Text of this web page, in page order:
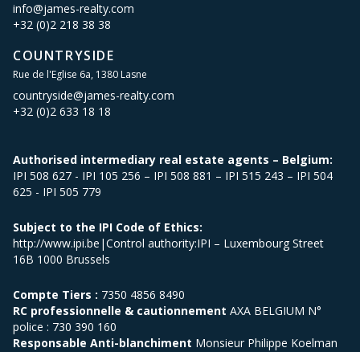
info@james-realty.com
+32 (0)2 218 38 38
COUNTRYSIDE
Rue de l'Eglise 6a, 1380 Lasne
countryside@james-realty.com
+32 (0)2 633 18 18
Authorised intermediary real estate agents – Belgium:
IPI 508 627 - IPI 105 256 – IPI 508 881 – IPI 515 243 – IPI 504
625 - IPI 505 779
Subject to the IPI Code of Ethics:
http://www.ipi.be|Control authority:IPI – Luxembourg Street
16B 1000 Brussels
Compte Tiers : 7350 4856 8490
RC professionnelle & cautionnement AXA BELGIUM N°
police : 730 390 160
Responsable Anti-blanchiment Monsieur Philippe Koelman